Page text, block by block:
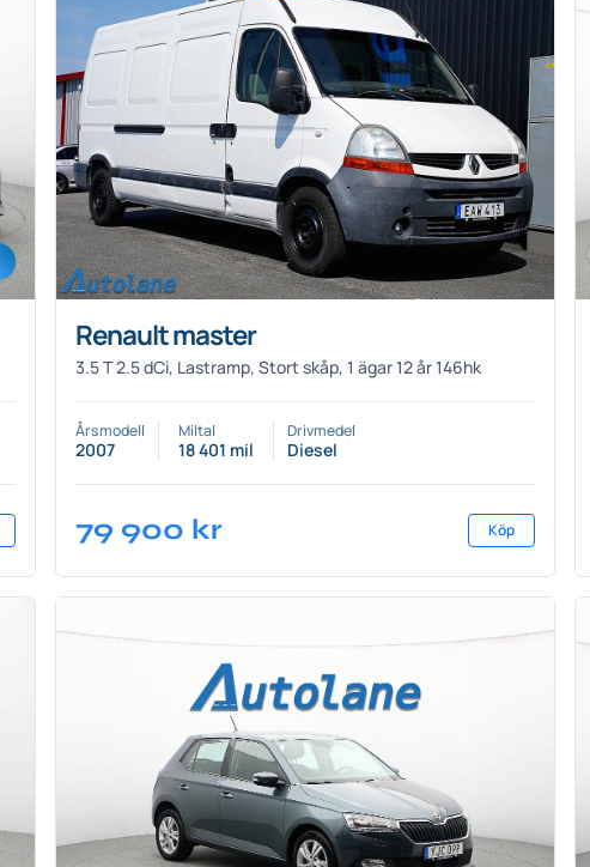
Renault master
3.5 T 2.5 dCi, Lastramp, Stort skåp, 1 ägar 12 år 146hk
Årsmodell
2007
Miltal
18 401 mil
Drivmedel
Diesel
79 900 kr Köp